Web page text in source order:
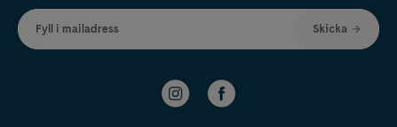
Fyll i mailadress Skicka